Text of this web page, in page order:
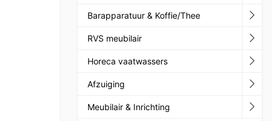
Barapparatuur & Koffie/Thee
RVS meubilair
Horeca vaatwassers
Afzuiging
Meubilair & Inrichting